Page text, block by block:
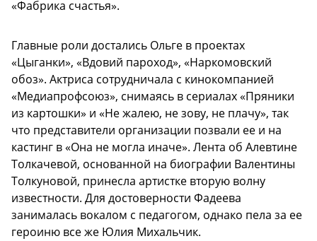
«Фабрика счастья».
Главные роли достались Ольге в проектах
«Цыганки», «Вдовий пароход», «Наркомовский
обоз». Актриса сотрудничала с кинокомпанией
«Медиапрофсоюз», снимаясь в сериалах «Пряники
из картошки» и «Не жалею, не зову, не плачу», так
что представители организации позвали ее и на
кастинг в «Она не могла иначе». Лента об Алевтине
Толкачевой, основанной на биографии Валентины
Толкуновой, принесла артистке вторую волну
известности. Для достоверности Фадеева
занималась вокалом с педагогом, однако пела за ее
героиню все же Юлия Михальчик.